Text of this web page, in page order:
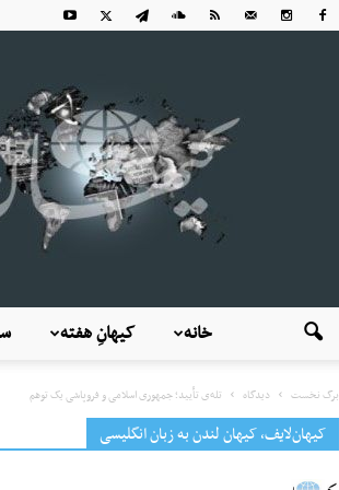
کیهانِ هفته خانه
برگ نخست دیدگاه تله‌ی تأیید؛ جمهوری اسلامی و فروپاشی یک توهم
کیهان‌لایف، کیهان لندن به زبان انگلیسی